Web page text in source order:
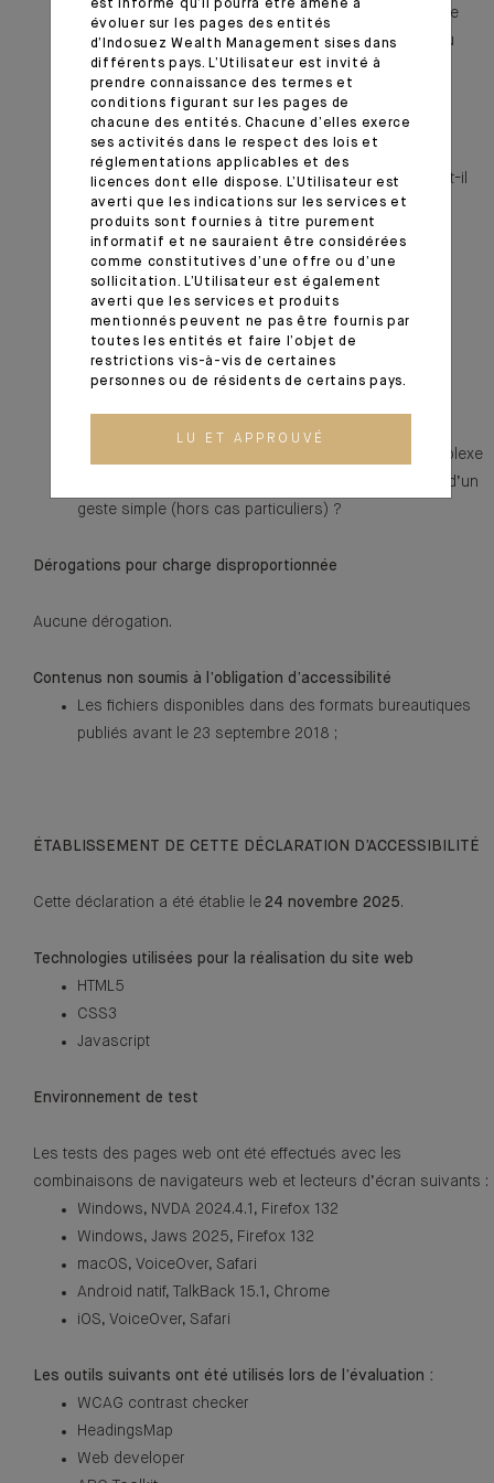
principale, de contenu principal, de pied de page et de
moteur de recherche) peuvent-elles être atteintes ou
évitées ?
12.7 Dans chaque page web, un lien d’évitement ou
d’accès rapide à la zone de contenu principal est-il
présent (hors cas particuliers) ?
12.8 Dans chaque page web, l’ordre de tabulation est-il
cohérent ?
13.3 Dans chaque page web, chaque document
bureautique en téléchargement possède-t-il, si
nécessaire, une version accessible (hors cas
particuliers) ?
13.8 Dans chaque page web, chaque contenu en
mouvement ou clignotant est-il contrôlable par
13.10 Dans chaque page web, les fonctionnalités
utilisables ou disponibles au moyen d’un geste complexe
peuvent-elles être également disponibles au moyen d’un
geste simple (hors cas particuliers) ?
Dérogations pour charge disproportionnée
Aucune dérogation.
Contenus non soumis à l’obligation d’accessibilité
Les fichiers disponibles dans des formats bureautiques
publiés avant le 23 septembre 2018 ;
ÉTABLISSEMENT DE CETTE DÉCLARATION D’ACCESSIBILITÉ
Cette déclaration a été établie le 24 novembre 2025.
Technologies utilisées pour la réalisation du site web
HTML5
CSS3
Javascript
Environnement de test
Les tests des pages web ont été effectués avec les
combinaisons de navigateurs web et lecteurs d’écran suivants :
Windows, NVDA 2024.4.1, Firefox 132
Windows, Jaws 2025, Firefox 132
macOS, VoiceOver, Safari
Android natif, TalkBack 15.1, Chrome
iOS, VoiceOver, Safari
Les outils suivants ont été utilisés lors de l’évaluation :
WCAG contrast checker​
HeadingsMap​
Web developer​
est informé qu’il pourra être amené à
évoluer sur les pages des entités
d’Indosuez Wealth Management sises dans
différents pays. L’Utilisateur est invité à
prendre connaissance des termes et
conditions figurant sur les pages de
chacune des entités. Chacune d’elles exerce
ses activités dans le respect des lois et
réglementations applicables et des
licences dont elle dispose. L’Utilisateur est
averti que les indications sur les services et
produits sont fournies à titre purement
informatif et ne sauraient être considérées
comme constitutives d’une offre ou d’une
sollicitation. L’Utilisateur est également
averti que les services et produits
mentionnés peuvent ne pas être fournis par
toutes les entités et faire l’objet de
restrictions vis-à-vis de certaines
personnes ou de résidents de certains pays.
LU ET APPROUVÉ